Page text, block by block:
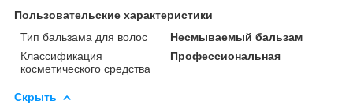
Пользовательские характеристики
Тип бальзама для волос
Несмываемый бальзам
Классификация
косметического средства
Профессиональная
Скрыть